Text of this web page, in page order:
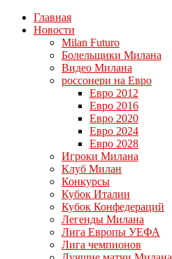
Главная
Новости
Milan Futuro
Болельщики Милана
Видео Милана
россонери на Евро
Евро 2012
Евро 2016
Евро 2020
Евро 2024
Евро 2028
Игроки Милана
Клуб Милан
Конкурсы
Кубок Италии
Кубок Конфедераций
Легенды Милана
Лига Европы УЕФА
Лига чемпионов